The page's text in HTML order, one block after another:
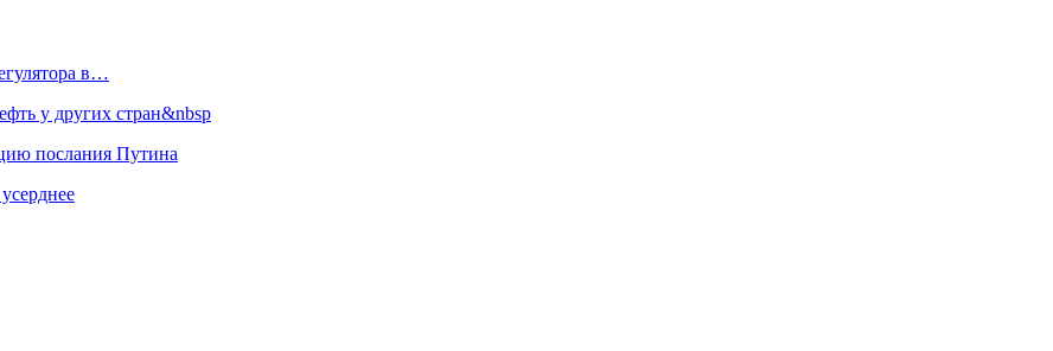
в…
у других стран&nbsp
послания Путина